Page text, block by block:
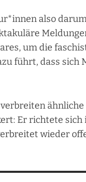
also
um die
führt, dass
Er richtete sich
wieder